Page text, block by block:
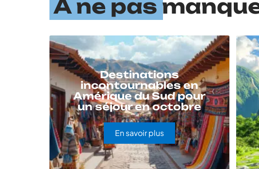
À ne pas
Destinations
incontournables en
Amérique du Sud pour
un séjour en octobre
En savoir plus